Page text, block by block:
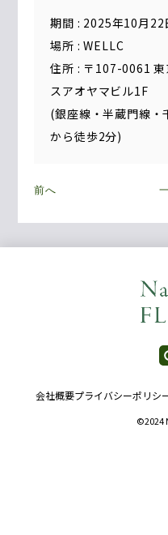
期間 : 2025年10月
場所 : WELLC
住所 : 〒107-0061
スアオヤマビル1F
(銀座線・半蔵門線・
から徒歩2分)
前へ
会社概要プライバシーポリシ
©2024